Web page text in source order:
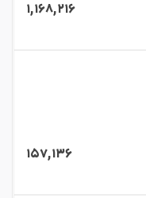
۱,۱۶۸,۲۱۶
۱۵۷,۱۳۶